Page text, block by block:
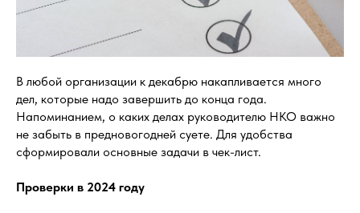
В любой организации к декабрю накапливается много
дел, которые надо завершить до конца года.
Напоминанием, о каких делах руководителю НКО важно
не забыть в предновогодней суете. Для удобства
сформировали основные задачи в чек-лист.
Проверки в 2024 году